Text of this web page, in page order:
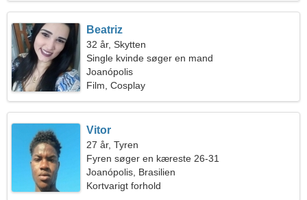
Beatriz
32 år, Skytten
Single kvinde søger en mand
Joanópolis
Film, Cosplay
Vitor
27 år, Tyren
Fyren søger en kæreste 26-31
Joanópolis, Brasilien
Kortvarigt forhold